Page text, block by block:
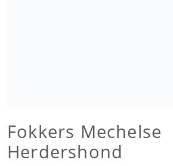
Fokkers Mechelse
Herdershond